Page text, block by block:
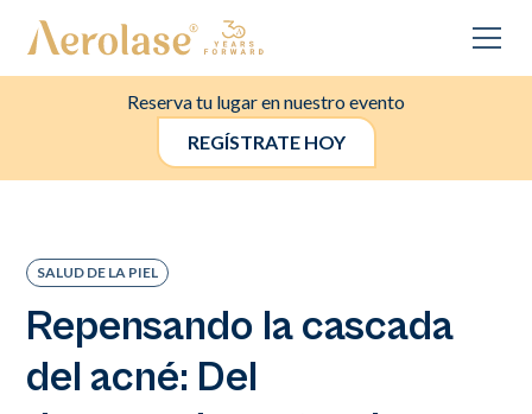
Reserva tu lugar en nuestro evento
REGÍSTRATE HOY
SALUD DE LA PIEL
Repensando la cascada
del acné: Del